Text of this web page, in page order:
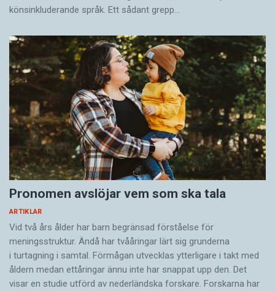
könsinkluderande språk. Ett sådant grepp…
Pronomen avslöjar vem som ska tala
ARTIKLAR
Vid två års ålder har barn begränsad förståelse för
meningsstruktur. Ändå har tvååringar lärt sig grunderna
i turtagning i samtal. Förmågan utvecklas ytterligare i takt med
åldern medan ettåringar ännu inte har snappat upp den. Det
visar en studie utförd av nederländska forskare. Forskarna har